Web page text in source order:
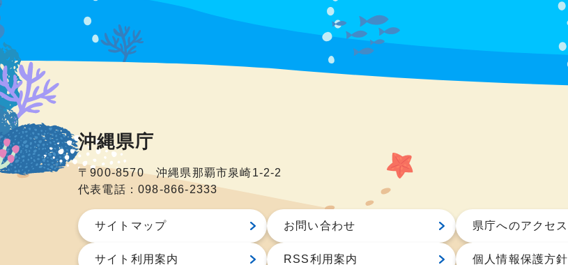
沖縄県庁
〒900-8570 沖縄県那覇市泉崎1-2-2
代表電話：098-866-2333
サイトマップ お問い合わせ 県庁へのアクセス
サイト利用案内 RSS利用案内 個人情報保護方針